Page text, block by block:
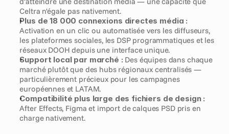
Celtra n'égale pas nativement.
Plus de 18 000 connexions directes média :
Activation en un clic ou automatisée vers les diffuseurs,
les plateformes sociales, les DSP programmatiques et les
réseaux DOOH depuis une interface unique.
Support local par marché : Des équipes dans chaque
marché plutôt que des hubs régionaux centralisés —
particulièrement précieux pour les campagnes
européennes et LATAM.
Compatibilité plus large des fichiers de design :
After Effects, Figma et import de calques PSD pris en
charge nativement.